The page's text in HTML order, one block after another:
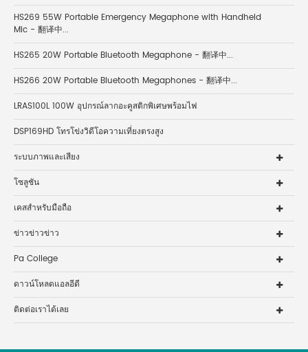
HS269 55W Portable Emergency Megaphone with Handheld
Mic - 翻译中...
HS265 20W Portable Bluetooth Megaphone - 翻译中...
HS266 20W Portable Bluetooth Megaphones - 翻译中...
LRAS100L 100W อุปกรณ์ลากอะคูสติกพิเศษพร้อมไฟ
DSP169HD โทรโข่งวิดีโอความเที่ยงตรงสูง
ระบบภาพและเสียง
โซลูชัน
เคสสำหรับมือถือ
ข่าวข่าวข่าว
Pa College
ดาวน์โหลดแอลอีดี
ติดต่อเราได้เลย